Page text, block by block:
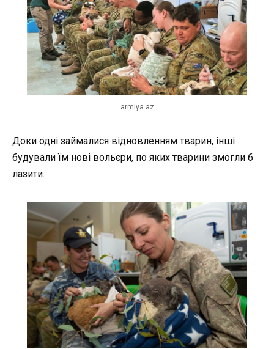
armiya.az
Доки одні займалися відновленням тварин, інші
будували їм нові вольєри, по яких тварини змогли б
лазити.